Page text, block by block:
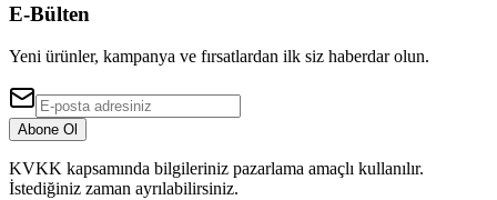
E-Bülten
Yeni ürünler, kampanya ve fırsatlardan ilk siz haberdar olun.
Abone Ol
KVKK kapsamında bilgileriniz pazarlama amaçlı kullanılır.
İstediğiniz zaman ayrılabilirsiniz.